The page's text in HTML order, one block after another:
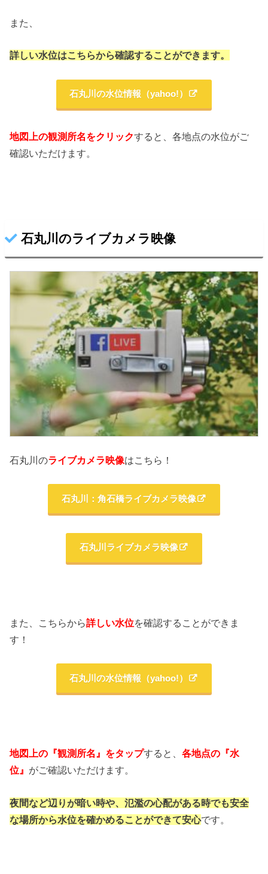
また、
詳しい水位はこちらから確認することができます。
石丸川の水位情報（yahoo!）
地図上の観測所名をクリックすると、各地点の水位がご
確認いただけます。
石丸川のライブカメラ映像
石丸川のライブカメラ映像はこちら！
石丸川：角石橋ライブカメラ映像
石丸川ライブカメラ映像
また、こちらから詳しい水位を確認することができま
す！
石丸川の水位情報（yahoo!）
地図上の『観測所名』をタップすると、各地点の『水
位』 がご確認いただけます。
夜間など辺りが暗い時や、氾濫の心配がある時でも安全
な場所から水位を確かめることができて安心です。